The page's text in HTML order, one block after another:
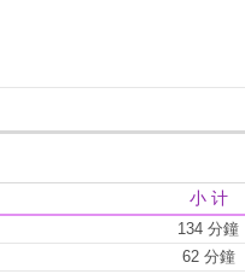
小 计
134 分鐘
62 分鐘